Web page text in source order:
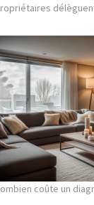
coûte un